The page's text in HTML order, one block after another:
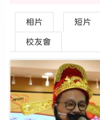
相片 短片
校友會